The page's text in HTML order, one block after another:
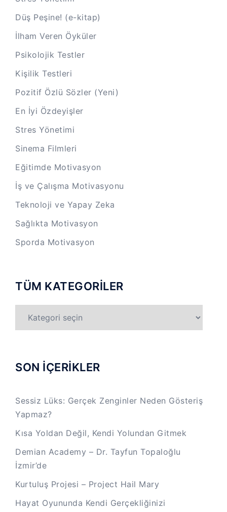
Düş Peşine! (e-kitap)
İlham Veren Öyküler
Psikolojik Testler
Kişilik Testleri
Pozitif Özlü Sözler (Yeni)
En İyi Özdeyişler
Stres Yönetimi
Sinema Filmleri
Eğitimde Motivasyon
İş ve Çalışma Motivasyonu
Teknoloji ve Yapay Zeka
Sağlıkta Motivasyon
Sporda Motivasyon
TÜM KATEGORİLER
KATEGORİLER
SON İÇERİKLER
Sessiz Lüks: Gerçek Zenginler Neden Gösteriş
Yapmaz?
Kısa Yoldan Değil, Kendi Yolundan Gitmek
Demian Academy – Dr. Tayfun Topaloğlu
İzmir’de
Kurtuluş Projesi – Project Hail Mary
Hayat Oyununda Kendi Gerçekliğinizi